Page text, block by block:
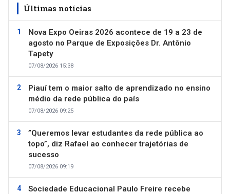
Últimas notícias
Nova Expo Oeiras 2026 acontece de 19 a 23 de
agosto no Parque de Exposições Dr. Antônio
Tapety
07/08/2026 15:38
Piauí tem o maior salto de aprendizado no ensino
médio da rede pública do país
07/08/2026 09:25
”Queremos levar estudantes da rede pública ao
topo”, diz Rafael ao conhecer trajetórias de
sucesso
07/08/2026 09:19
Sociedade Educacional Paulo Freire recebe